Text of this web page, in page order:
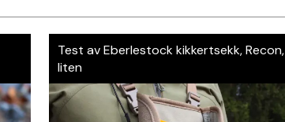
Test av Eberlestock kikkertsekk, Recon,
liten